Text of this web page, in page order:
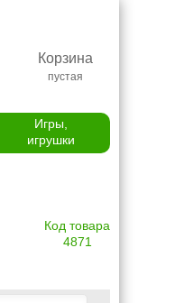
Корзина
пустая
Игры,
игрушки
Код товара
4871